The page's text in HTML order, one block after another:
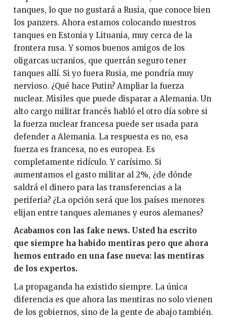
tanques, lo que no gustará a Rusia, que conoce bien
los panzers. Ahora estamos colocando nuestros
tanques en Estonia y Lituania, muy cerca de la
frontera rusa. Y somos buenos amigos de los
oligarcas ucranios, que querrán seguro tener
tanques allí. Si yo fuera Rusia, me pondría muy
nervioso. ¿Qué hace Putin? Ampliar la fuerza
nuclear. Misiles que puede disparar a Alemania. Un
alto cargo militar francés habló el otro día sobre si
la fuerza nuclear francesa puede ser usada para
defender a Alemania. La respuesta es no, esa
fuerza es francesa, no es europea. Es
completamente ridículo. Y carísimo. Si
aumentamos el gasto militar al 2%, ¿de dónde
saldrá el dinero para las transferencias a la
periferia? ¿La opción será que los países menores
elijan entre tanques alemanes y euros alemanes?
Acabamos con las fake news. Usted ha escrito
que siempre ha habido mentiras pero que ahora
hemos entrado en una fase nueva: las mentiras
de los expertos.
La propaganda ha existido siempre. La única
diferencia es que ahora las mentiras no solo vienen
de los gobiernos, sino de la gente de abajo también.